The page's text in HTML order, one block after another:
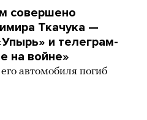
совершено
Ткачука —
и телеграм-
на войне»
автомобиля погиб